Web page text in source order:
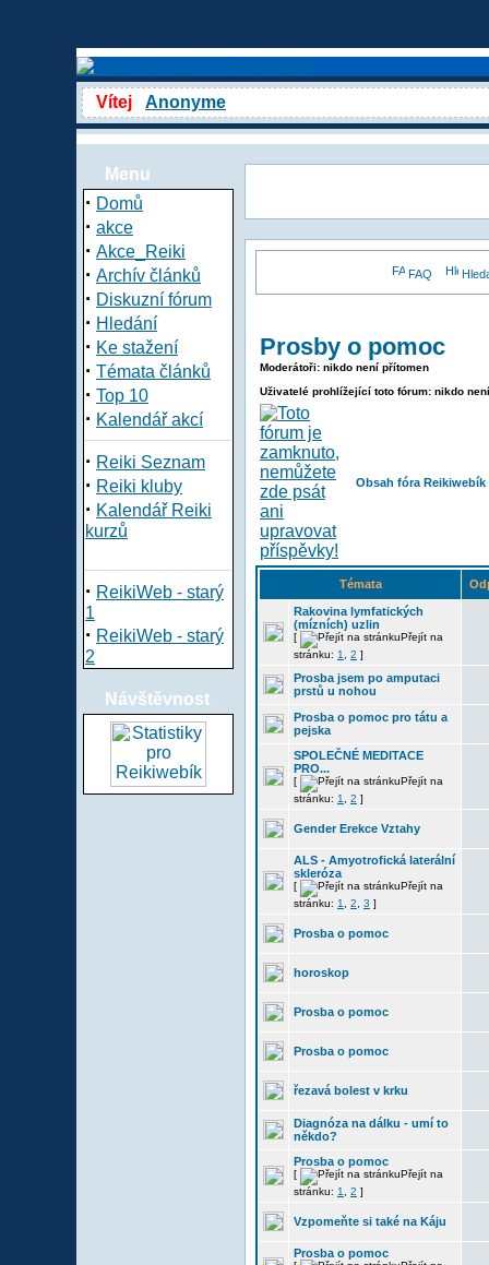
Vítej Anonyme
Menu
· Domů
· akce
· Akce_Reiki
· Archív článků
· Diskuzní fórum
· Hledání
· Ke stažení
· Témata článků
· Top 10
· Kalendář akcí
· Reiki Seznam
· Reiki kluby
· Kalendář Reiki
kurzů
· ReikiWeb - starý
1
· ReikiWeb - starý
2
Návštěvnost
FAQ
Prosby o pomoc
Moderátoři: nikdo není přítomen
Uživatelé prohlížející toto fórum: nikdo
Obsah fóra Reikiwebík
Témata
Rakovina lymfatických
(mízních) uzlin
[
Přejít na
stránku: 1 2 ]
Prosba jsem po amputaci
prstů u nohou
Prosba o pomoc pro tátu a
pejska
SPOLEČNÉ MEDITACE
PRO...
[
Přejít na
stránku: 1 2 ]
Gender Erekce Vztahy
ALS - Amyotrofická laterální
skleróza
[
Přejít na
stránku: 1 2 3 ]
Prosba o pomoc
horoskop
Prosba o pomoc
Prosba o pomoc
řezavá bolest v krku
Diagnóza na dálku - umí to
někdo?
Prosba o pomoc
[
Přejít na
stránku: 1 2 ]
Vzpomeňte si také na Káju
Prosba o pomoc